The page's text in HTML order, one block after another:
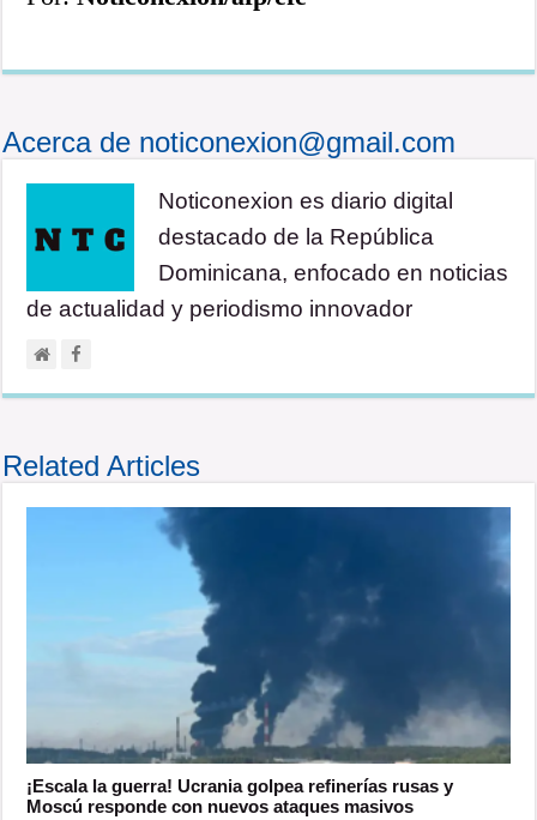
Acerca de noticonexion@gmail.com
Noticonexion es diario digital
destacado de la República
Dominicana, enfocado en noticias
de actualidad y periodismo innovador
Related Articles
¡Escala la guerra! Ucrania golpea refinerías rusas y
Moscú responde con nuevos ataques masivos